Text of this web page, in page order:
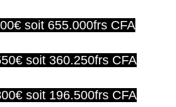
soit 655.000frs CFA
soit 360.250frs CFA
soit 196.500frs CFA